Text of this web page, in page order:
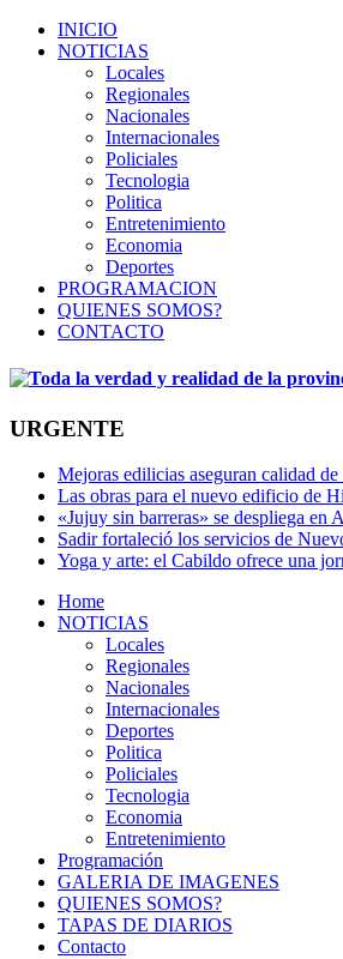
INICIO
NOTICIAS
Locales
Regionales
Nacionales
Internacionales
Policiales
Tecnologia
Politica
Entretenimiento
Economia
Deportes
PROGRAMACION
QUIENES SOMOS?
CONTACTO
URGENTE
Mejoras edilicias aseguran calidad
Las obras para el nuevo edificio de
«Jujuy sin barreras» se despliega en
Sadir fortaleció los servicios de
Yoga y arte: el Cabildo ofrece una
Home
NOTICIAS
Locales
Regionales
Nacionales
Internacionales
Deportes
Politica
Policiales
Tecnologia
Economia
Entretenimiento
Programación
GALERIA DE IMAGENES
QUIENES SOMOS?
TAPAS DE DIARIOS
Contacto